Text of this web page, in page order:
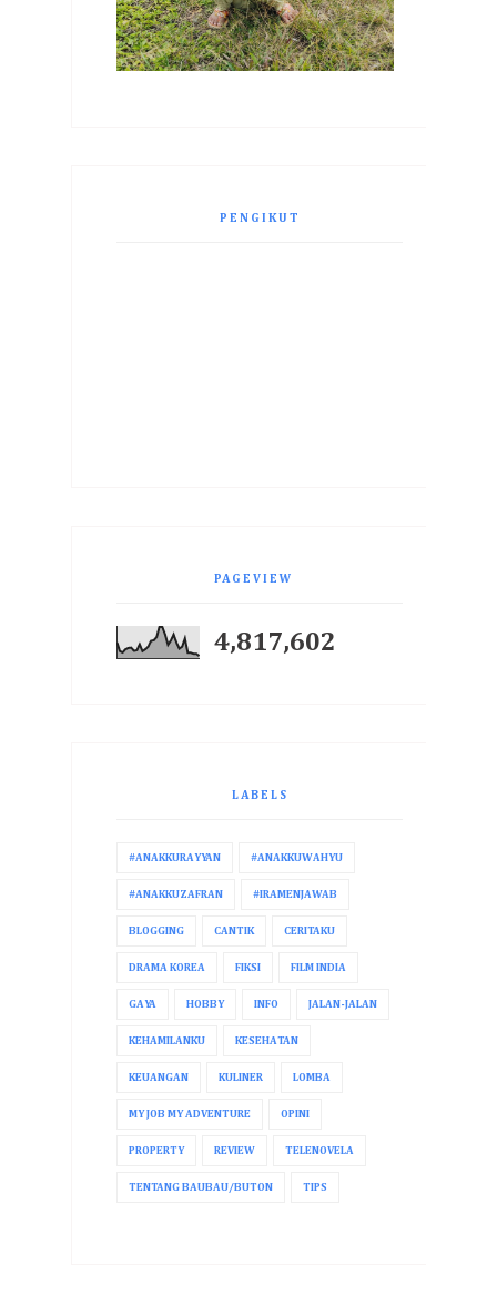
PENGIKUT
PAGEVIEW
4,817,602
LABELS
#ANAKKURAYYAN #ANAKKUWAHYU
#ANAKKUZAFRAN #IRAMENJAWAB
BLOGGING CANTIK CERITAKU
DRAMA KOREA FIKSI FILM INDIA
GAYA HOBBY INFO JALAN-JALAN
KEHAMILANKU KESEHATAN
KEUANGAN KULINER LOMBA
MY JOB MY ADVENTURE OPINI
PROPERTY REVIEW TELENOVELA
TENTANG BAUBAU/BUTON TIPS